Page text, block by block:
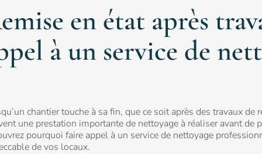
en état après
à un service de
chantier touche à sa fin, que ce soit après des travaux
une prestation importante de nettoyage à réaliser avant
pourquoi faire appel à un service de nettoyage
de vos locaux.